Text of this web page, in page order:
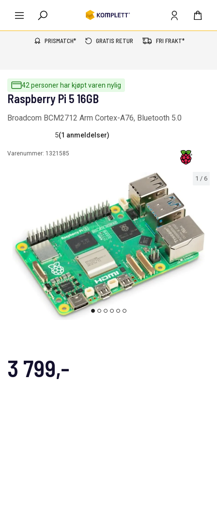
PRISMATCH* GRATIS RETUR FRI FRAKT*
42 personer har kjøpt varen nylig
1 / 6
Raspberry Pi 5 16GB
Broadcom BCM2712 Arm Cortex-A76, Bluetooth 5.0
5(1 anmeldelser)
Varenummer: 1321585
3 799,-